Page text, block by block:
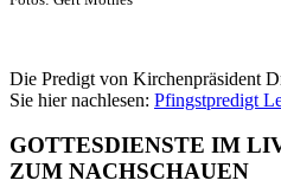
Die Predigt von Kirchenpräsident
Sie hier nachlesen: Pfingstpredigt
GOTTESDIENSTE IM
ZUM NACHSCHAUEN